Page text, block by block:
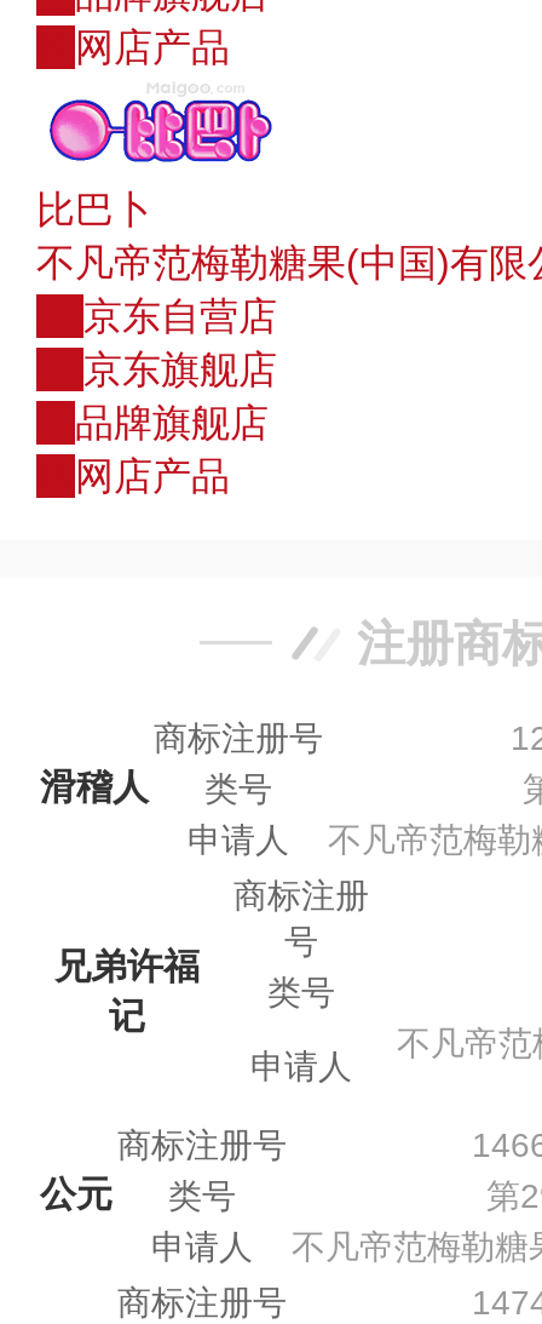
网店产品
比巴卜
不凡帝范梅勒糖果(中国)有限
京东自营店
京东旗舰店
品牌旗舰店
网店产品
注册商
滑稽人
商标注册号
类号
申请人
不凡帝范梅
兄弟许福
记
商标注册
号
类号
申请人
不凡帝
公元
商标注册号
类号
第
申请人
不凡帝范梅勒糖
商标注册号